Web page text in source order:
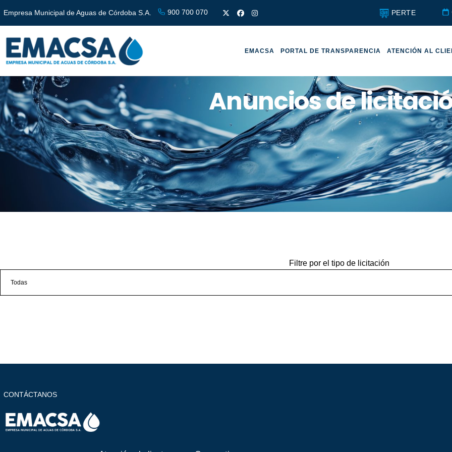
Empresa Municipal de Aguas de Córdoba S.A. 900 700 070 PERTE
EMACSA PORTAL DE TRANSPARENCIA ATENCIÓN AL
Anuncios de
Filtre por el tipo de licitación
CONTÁCTANOS